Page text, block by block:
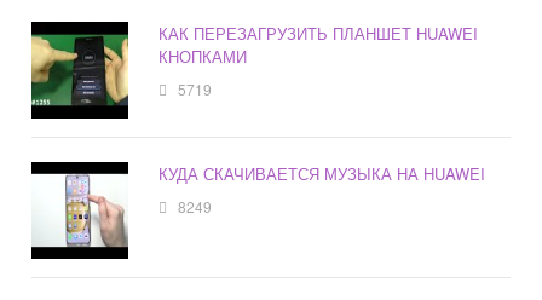
КАК ПЕРЕЗАГРУЗИТЬ ПЛАНШЕТ HUAWEI
КНОПКАМИ
5719
КУДА СКАЧИВАЕТСЯ МУЗЫКА НА HUAWEI
8249